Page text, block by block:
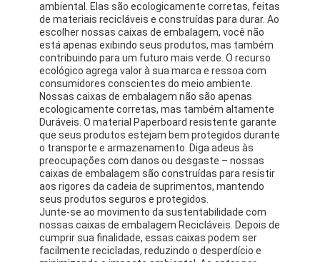
ambiental. Elas são ecologicamente corretas, feitas
de materiais recicláveis e construídas para durar. Ao
escolher nossas caixas de embalagem, você não
está apenas exibindo seus produtos, mas também
contribuindo para um futuro mais verde. O recurso
ecológico agrega valor à sua marca e ressoa com
consumidores conscientes do meio ambiente.
Nossas caixas de embalagem não são apenas
ecologicamente corretas, mas também altamente
Duráveis. O material Paperboard resistente garante
que seus produtos estejam bem protegidos durante
o transporte e armazenamento. Diga adeus às
preocupações com danos ou desgaste – nossas
caixas de embalagem são construídas para resistir
aos rigores da cadeia de suprimentos, mantendo
seus produtos seguros e protegidos.
Junte-se ao movimento da sustentabilidade com
nossas caixas de embalagem Recicláveis. Depois de
cumprir sua finalidade, essas caixas podem ser
facilmente recicladas, reduzindo o desperdício e